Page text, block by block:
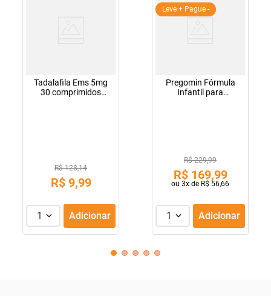
Tadalafila Ems 5mg
30 comprimidos
R$ 128,14
R$ 9,99
1 Adicionar
Leve + Pague -
Pregomin Fórmula
Infantil para
R$ 229,99
R$ 169,99
ou 3x de R$ 56,66
1 Adicionar